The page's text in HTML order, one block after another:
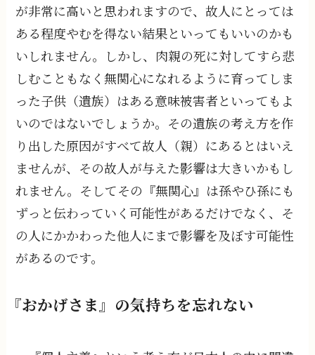
が非常に高いと思われますので、故人にとっては
ある程度やむを得ない結果といってもいいのかも
いしれません。しかし、肉親の死に対してすら悲
しむこともなく無関心になれるように育ってしま
った子供（遺族）はある意味被害者といってもよ
いのではないでしょうか。その遺族の考え方を作
り出した原因がすべて故人（親）にあるとはいえ
ませんが、その故人が与えた影響は大きいかもし
れません。そしてその『無関心』は孫やひ孫にも
ずっと伝わっていく可能性があるだけでなく、そ
の人にかかわった他人にまで影響を及ぼす可能性
があるのです。
『おかげさま』の気持ちを忘れない